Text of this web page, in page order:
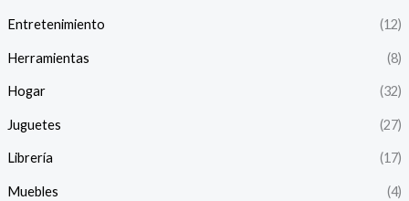
Entretenimiento (12)
Herramientas (8)
Hogar (32)
Juguetes (27)
Librería (17)
Muebles (4)